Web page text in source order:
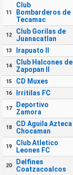
11
Club
Bombarderos de
Tecamac
12
Club Gorilas de
Juanacatlan
13 Irapuato II
14
Club Halcones de
Zapopan II
15 CD Muxes
16 Irritilas FC
17
Deportivo
Zamora
18
CD Aguila Azteca
Chocaman
19
Club Atletico
Leones FC
20
Delfines
Coatzacoalcos